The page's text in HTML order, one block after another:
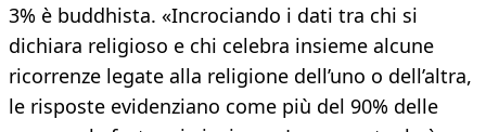
3% è buddhista. «Incrociando i dati tra chi si
dichiara religioso e chi celebra insieme alcune
ricorrenze legate alla religione dell’uno o dell’altra,
le risposte evidenziano come più del 90% delle